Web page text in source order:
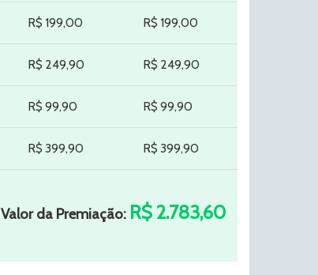
R$ 199,00 R$ 199,00
R$ 249,90 R$ 249,90
R$ 99,90 R$ 99,90
R$ 399,90 R$ 399,90
Valor da Premiação: R$ 2.783,60